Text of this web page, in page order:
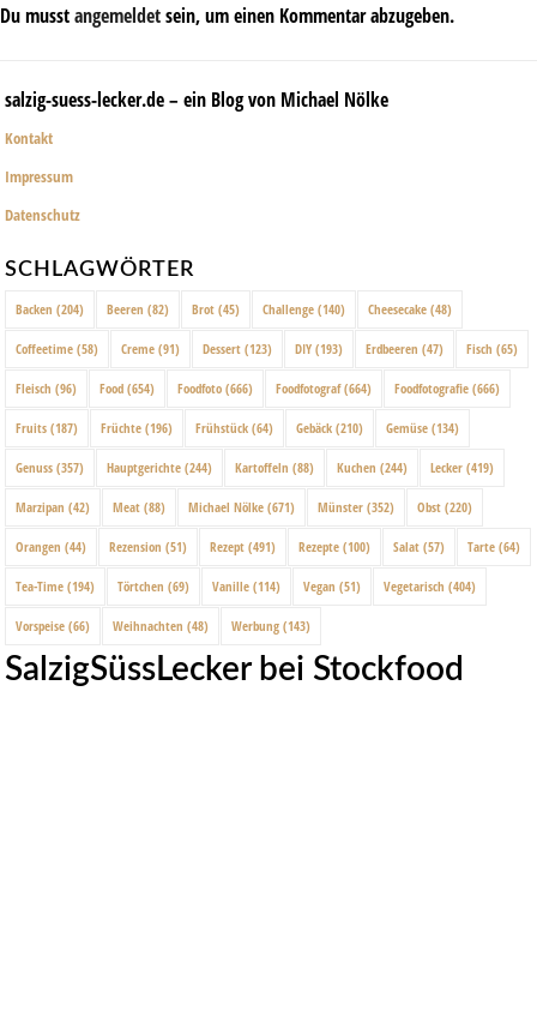
Du musstangemeldetsein, um einen Kommentar abzugeben.
salzig-suess-lecker.de – ein Blog von Michael Nölke
Kontakt
Impressum
Datenschutz
SCHLAGWÖRTER
Backen (204) Beeren (82) Brot (45) Challenge (140) Cheesecake (48)
Coffeetime (58) Creme (91) Dessert (123) DIY (193) Erdbeeren (47) Fisch (65)
Fleisch (96) Food (654) Foodfoto (666) Foodfotograf(664) Foodfotografie (666)
Fruits (187) Früchte (196) Frühstück (64) Gebäck (210) Gemüse (134)
Genuss (357) Hauptgerichte (244) Kartoffeln (88) Kuchen (244) Lecker (419)
Marzipan (42) Meat (88) Michael Nölke (671) Münster (352) Obst (220)
Orangen (44) Rezension (51) Rezept (491) Rezepte (100) Salat (57) Tarte (64)
Tea-Time (194) Törtchen (69) Vanille (114) Vegan (51) Vegetarisch (404)
Vorspeise (66) Weihnachten (48) Werbung (143)
SalzigSüssLecker bei Stockfood